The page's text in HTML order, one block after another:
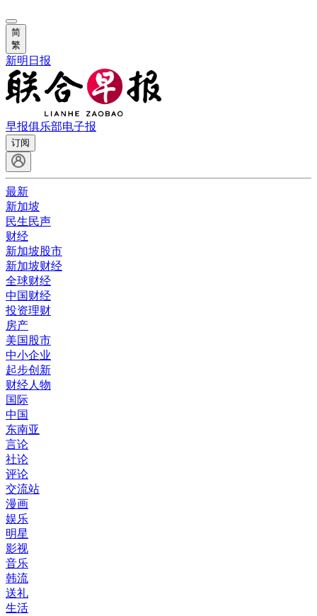
简
繁
新明日报
早报俱乐部电子报
订阅
最新
新加坡
民生民声
财经
新加坡股市
新加坡财经
全球财经
中国财经
投资理财
房产
美国股市
中小企业
起步创新
财经人物
国际
中国
东南亚
言论
社论
评论
交流站
漫画
娱乐
明星
影视
音乐
韩流
送礼
生活